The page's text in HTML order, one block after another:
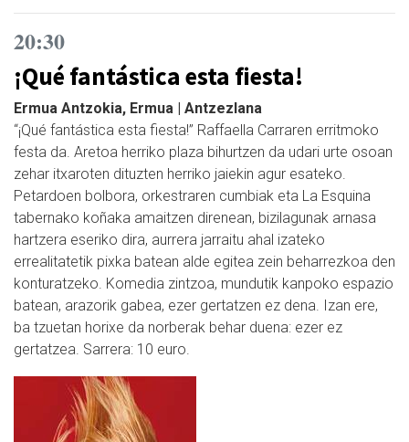
20:30
¡Qué fantástica esta fiesta!
Ermua Antzokia, Ermua | Antzezlana
“¡Qué fantástica esta fiesta!” Raffaella Carraren erritmoko
festa da. Aretoa herriko plaza bihurtzen da udari urte osoan
zehar itxaroten dituzten herriko jaiekin agur esateko.
Petardoen bolbora, orkestraren cumbiak eta La Esquina
tabernako koñaka amaitzen direnean, bizilagunak arnasa
hartzera eseriko dira, aurrera jarraitu ahal izateko
errealitatetik pixka batean alde egitea zein beharrezkoa den
konturatzeko. Komedia zintzoa, mundutik kanpoko espazio
batean, arazorik gabea, ezer gertatzen ez dena. Izan ere,
ba­ tzuetan horixe da norberak behar duena: ezer ez
gertatzea. Sarrera: 10 euro.